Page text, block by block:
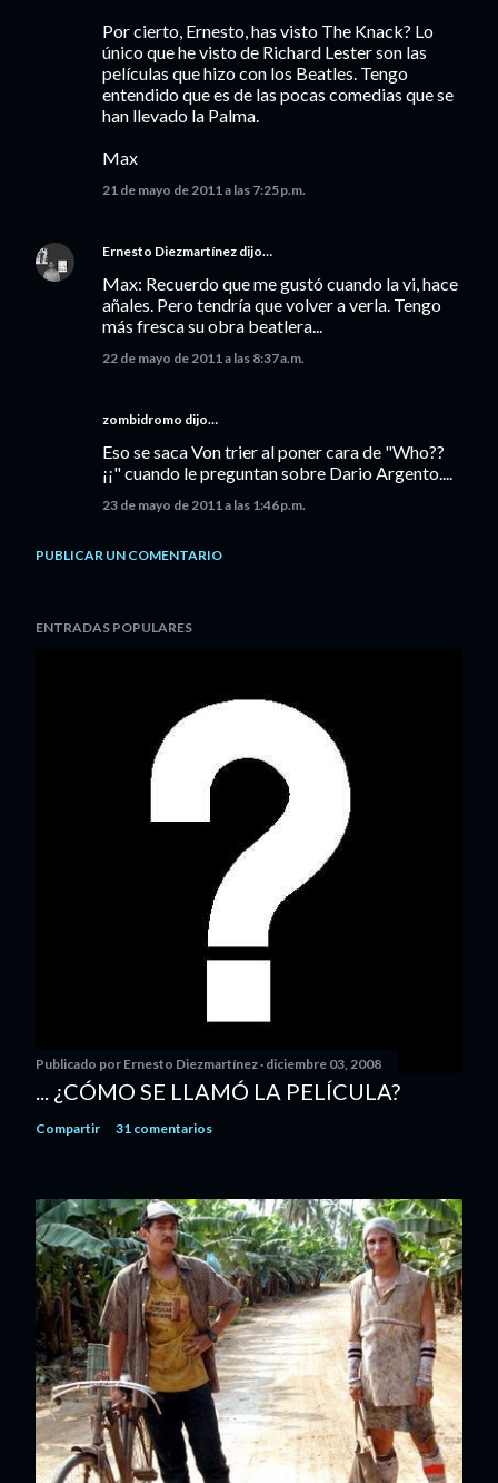
Por cierto, Ernesto, has visto The Knack? Lo
único que he visto de Richard Lester son las
películas que hizo con los Beatles. Tengo
entendido que es de las pocas comedias que se
han llevado la Palma.
Max
21 de mayo de 2011 a las 7:25 p.m.
Ernesto Diezmartínez dijo…
Max: Recuerdo que me gustó cuando la vi, hace
añales. Pero tendría que volver a verla. Tengo
más fresca su obra beatlera...
22 de mayo de 2011 a las 8:37 a.m.
zombidromo dijo…
Eso se saca Von trier al poner cara de "Who??
¡¡" cuando le preguntan sobre Dario Argento....
23 de mayo de 2011 a las 1:46 p.m.
PUBLICAR UN COMENTARIO
ENTRADAS POPULARES
Publicado por Ernesto Diezmartínez diciembre 03, 2008
... ¿CÓMO SE LLAMÓ LA PELÍCULA?
Compartir 31 comentarios